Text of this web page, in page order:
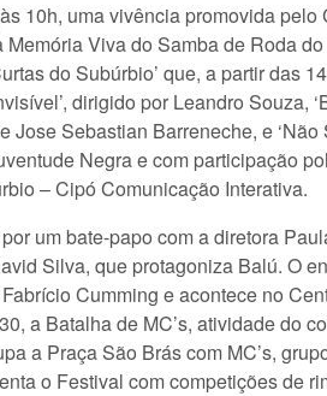
10h, uma vivência promovida
Viva do Samba de Roda
do Subúrbio’ que, a partir das
dirigido por Leandro Souza,
Jose Sebastian Barreneche, e ‘Não
Negra e com participação
– Cipó Comunicação Interativa.
um bate-papo com a diretora
Silva, que protagoniza Balú. O
Cumming e acontece no
a Batalha de MC’s, atividade do
a Praça São Brás com MC’s,
o Festival com competições de